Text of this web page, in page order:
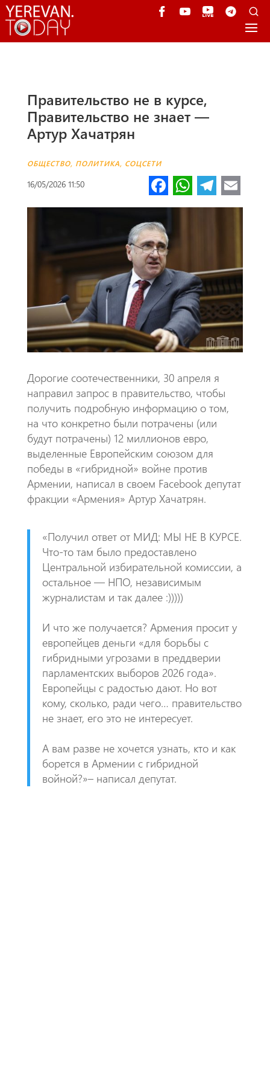
Правительство не в курсе,
Правительство не знает —
Артур Хачатрян
ОБЩЕСТВО, ПОЛИТИКА, СОЦСЕТИ
16/05/2026 11:50 Fa
ce
o
o
k
W
h
p
p
Te
le
m
m
Дорогие соотечественники,​ 30 апреля я
направил запрос в правительство, чтобы
получить подробную информацию о том,
на что конкретно были потрачены (или
будут потрачены) 12 миллионов евро,
выделенные Европейским союзом для
победы в «гибридной» войне против
Армении, написал в своем Facebook депутат
фракции «Армения» Артур Хачатрян.
«Получил ответ от МИД: МЫ НЕ В КУРСЕ.
Что-то там было предоставлено
Центральной избирательной комиссии, а
остальное — НПО, независимым
журналистам и так далее :)))))
​И что же получается? Армения просит у
европейцев деньги «для борьбы с
гибридными угрозами в преддверии
парламентских выборов 2026 года».
Европейцы с радостью дают. Но вот
кому, сколько, ради чего… правительство
не знает, его это не интересует.
А вам разве не хочется узнать, кто и как
борется в Армении с гибридной
войной?»– написал депутат.